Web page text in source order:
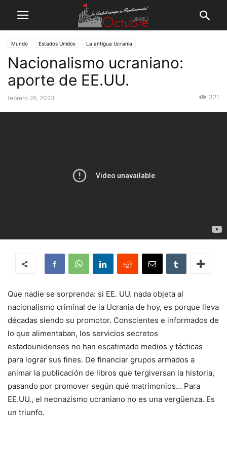
Mundo Estados Unidos La antigua Ucrania
Nacionalismo ucraniano:
aporte de EE.UU.
febrero 26, 2023 321
Que nadie se sorprenda: si EE. UU. nada objeta al
nacionalismo criminal de la Ucrania de hoy, es porque lleva
décadas siendo su promotor. Conscientes e informados de
lo que alimentaban, los servicios secretos
estadounidenses no han escatimado medios y tácticas
para lograr sus fines. De financiar grupos armados a
animar la publicación de libros que tergiversan la historia,
pasando por promover según qué matrimonios… Para
EE.UU., el neonazismo ucraniano no es una vergüenza. Es
un triunfo.